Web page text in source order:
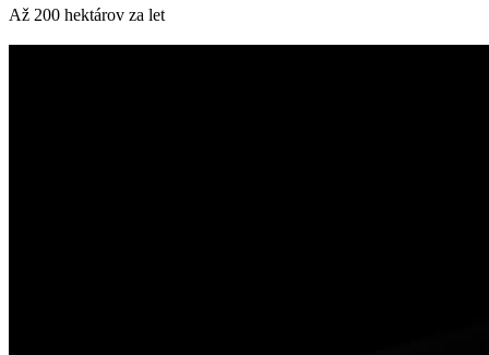
Až 200 hektárov za let